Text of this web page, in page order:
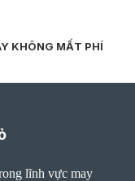
KHÔNG MẤT PHÍ
lĩnh vực may